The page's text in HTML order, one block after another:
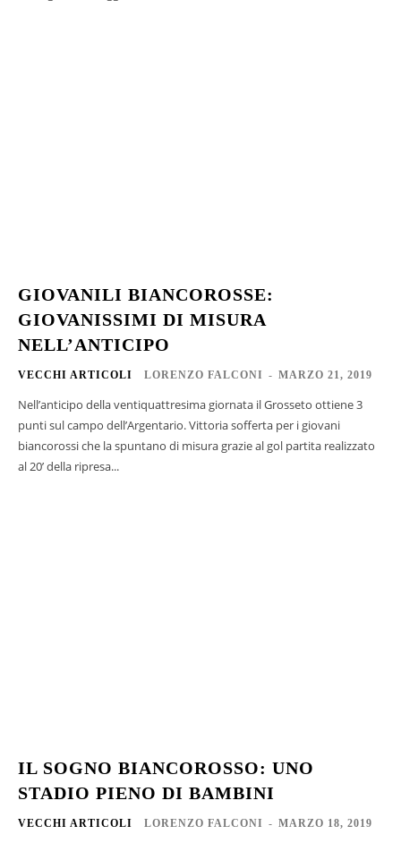
GIOVANILI BIANCOROSSE:
GIOVANISSIMI DI MISURA
NELL’ANTICIPO
VECCHI ARTICOLI LORENZO FALCONI - MARZO 21, 2019
Nell’anticipo della ventiquattresima giornata il Grosseto ottiene 3
punti sul campo dell’Argentario. Vittoria sofferta per i giovani
biancorossi che la spuntano di misura grazie al gol partita realizzato
al 20’ della ripresa...
IL SOGNO BIANCOROSSO: UNO
STADIO PIENO DI BAMBINI
VECCHI ARTICOLI LORENZO FALCONI - MARZO 18, 2019